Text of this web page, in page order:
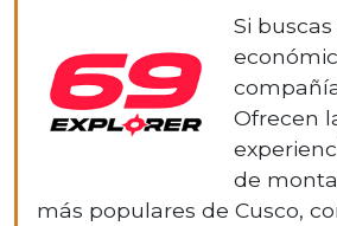
Si
Ofrecen
de
más populares de Cusco,